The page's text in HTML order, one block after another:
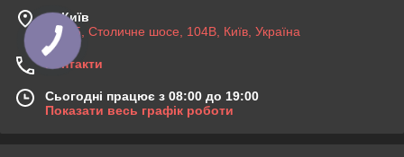
м. Київ
03045, Столичне шосе, 104B, Київ, Україна
Контакти
Сьогодні працює з 08:00 до 19:00
Показати весь графік роботи